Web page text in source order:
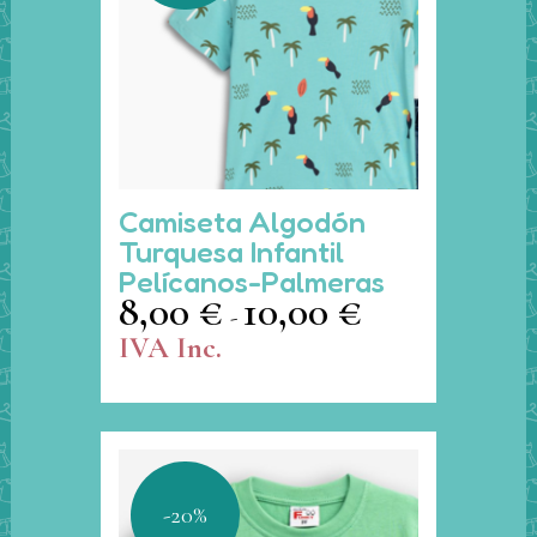
página
producto
producto
tiene
múltiples
variantes.
Las
se
pueden
elegir
en
Camiseta Algodón
Turquesa Infantil
Pelícanos-Palmeras
8,00 € - 10,00 €
desde
8,00 €
10,00 €
IVA Inc.
-20%